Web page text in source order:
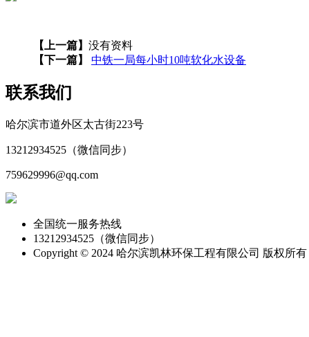
【上一篇】 没有资料
【下一篇】 中铁一局每小时10吨软化水设备
联系我们
哈尔滨市道外区太古街223号
13212934525（微信同步）
759629996@qq.com
全国统一服务热线
13212934525（微信同步）
Copyright © 2024 哈尔滨凯林环保工程有限公司 版权所有